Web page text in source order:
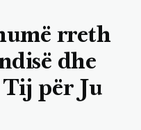
rreth
dhe
Tij për Ju